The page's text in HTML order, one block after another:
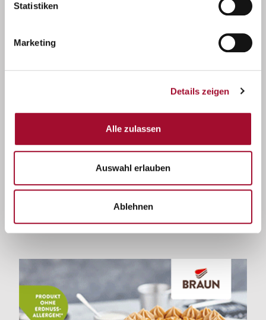
Statistiken
Marketing
Details zeigen
Alle zulassen
Auswahl erlauben
Ablehnen
Fusion Croissants